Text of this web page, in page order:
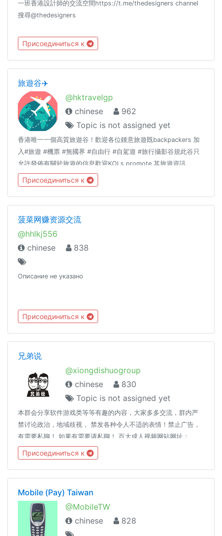
一班香港設計師的交流空間https://t.me/thedesigners channel
搜尋@thedesigners
Присоединиться к
旅遊谷✈️
@hktravelgp
chinese
962
Topic is not assigned yet
香港唯一一個高質旅遊谷！歡迎各位鍾意旅遊既backpackers 加
入#旅遊 #機票 #無國界 #自由行 #自駕遊 #旅行攝影谷規此谷只
允許發佈有關於旅遊的信息歡迎KOLs promote 其旅遊資訊
Admin 們尊重大家既言論自由但同一時間請大家唔好瘋狂洗版或
者post 一啲對其他谷友構成騷擾既msg🙈
Присоединиться к
菠菜网赚资源交流
@hhlkj556
chinese
838
Описание не указано
Присоединиться к
兄弟说
@xiongdishuogroup
chinese
830
Topic is not assigned yet
本群会分享软件游戏类等等有趣的内容，大家多多交流，群内严
禁讨论政治，地域歧视， 禁发各种令人不适的表情！禁止广告，
有需要私聊！ 如果有需要请私聊！ 百大成人视频网站网址：
https://www.lanzous.com/i32h3hc (此视频专辑在youtube上被
无理由禁播，所以改在TG频道里更新，请大家多多关注）我的TG
频道：https://t.me/xiongdishuochannel 我的Youtube频道：
😄😄
Присоединиться к
Mobile (Pay) Taiwan
@MobileTW
chinese
828